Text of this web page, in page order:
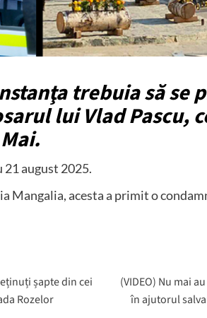
trebuia să se
lui Vlad Pascu,
august 2025.
Mangalia, acesta a primit o
șapte din cei
Rozelor
(VIDEO) Nu mai
în ajutorul